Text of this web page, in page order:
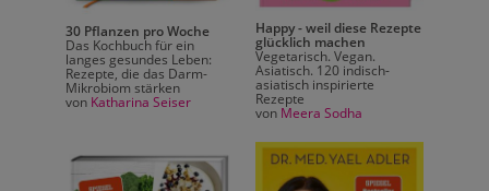
30 Pflanzen pro Woche
Das Kochbuch für ein
langes gesundes Leben:
Rezepte, die das Darm-
Mikrobiom stärken
von Katharina Seiser
Happy - weil diese Rezepte
glücklich machen
Vegetarisch. Vegan.
Asiatisch. 120 indisch-
asiatisch inspirierte
Rezepte
von Meera Sodha